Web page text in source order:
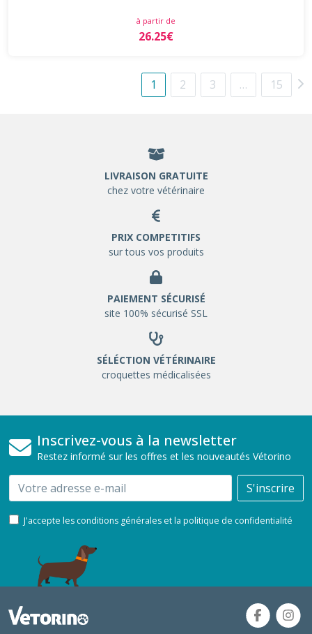
à partir de
26.25€
1 2 3 … 15
LIVRAISON GRATUITE
chez votre vétérinaire
PRIX COMPETITIFS
sur tous vos produits
PAIEMENT SÉCURISÉ
site 100% sécurisé SSL
SÉLÉCTION VÉTÉRINAIRE
croquettes médicalisées
Inscrivez-vous à la newsletter
Restez informé sur les offres et les nouveautés Vétorino
Email S'inscrire
J'accepte les conditions générales et la politique de confidentialité